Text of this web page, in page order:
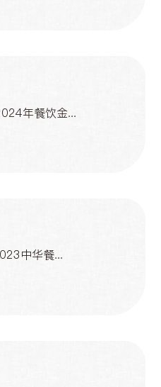
年餐饮金...
中华餐...